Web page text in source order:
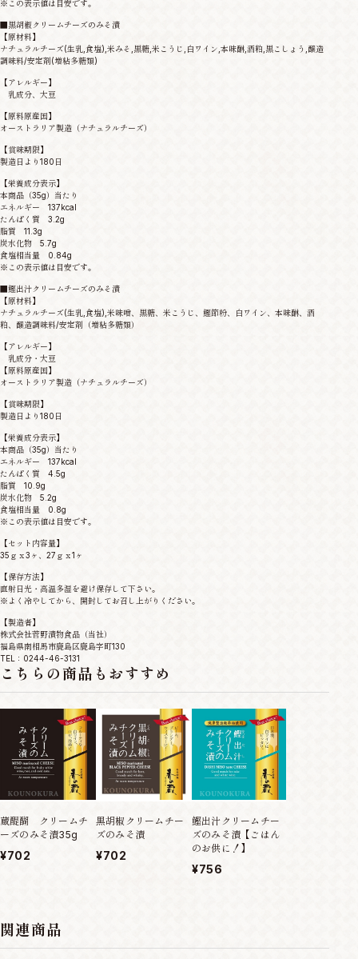
※この表示値は目安です。
■黒胡椒クリームチーズのみそ漬
【原材料】
ナチュラルチーズ(生乳,食塩),米みそ,黒糖,米こうじ,白ワイン,本味醂,酒粕,黒こしょう,醸造
調味料/安定剤(増粘多糖類)
【アレルギー】
乳成分、大豆
【原料原産国】
オーストラリア製造（ナチュラルチーズ）
【賞味期限】
製造日より180日
【栄養成分表示】
本商品（35g）当たり
エネルギー 137kcal
たんぱく質 3.2g
脂質 11.3g
炭水化物 5.7g
食塩相当量 0.84g
※この表示値は目安です。
■鰹出汁クリームチーズのみそ漬
【原材料】
ナチュラルチーズ(生乳,食塩),米味噌、黒糖、米こうじ、鰹節粉、白ワイン、本味醂、酒
粕、醸造調味料/安定剤（増粘多糖類）
【アレルギー】
乳成分・大豆
【原料原産国】
オーストラリア製造（ナチュラルチーズ）
【賞味期限】
製造日より180日
【栄養成分表示】
本商品（35g）当たり
エネルギー 137kcal
たんぱく質 4.5g
脂質 10.9g
炭水化物 5.2g
食塩相当量 0.8g
※この表示値は目安です。
【セット内容量】
35ｇｘ3ヶ、27ｇｘ1ヶ
【保存方法】
直射日光・高温多湿を避け保存して下さい。
※よく冷やしてから、開封してお召し上がりください。
【製造者】
株式会社菅野漬物食品（当社）
福島県南相馬市鹿島区鹿島字町130
TEL：0244-46-3131
こちらの商品もおすすめ
蔵醍醐 クリームチ
ーズのみそ漬35g
¥702
黒胡椒クリームチー
ズのみそ漬
¥702
鰹出汁クリームチー
ズのみそ漬【ごはん
のお供に！】
¥756
関連商品